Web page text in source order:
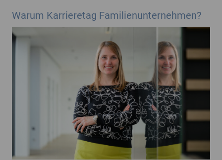
Warum Karrieretag Familienunternehmen?